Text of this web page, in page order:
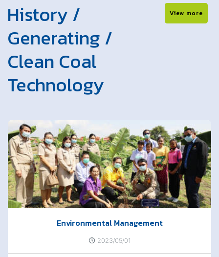
History /
Generating /
Clean Coal
Technology
View more
Environmental Management
2023/05/01